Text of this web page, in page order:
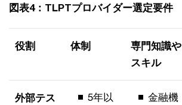
図表4：TLPTプロバイダー選定要件
役割 体制
専門知識や
スキル
外部テス
5年以
金融機